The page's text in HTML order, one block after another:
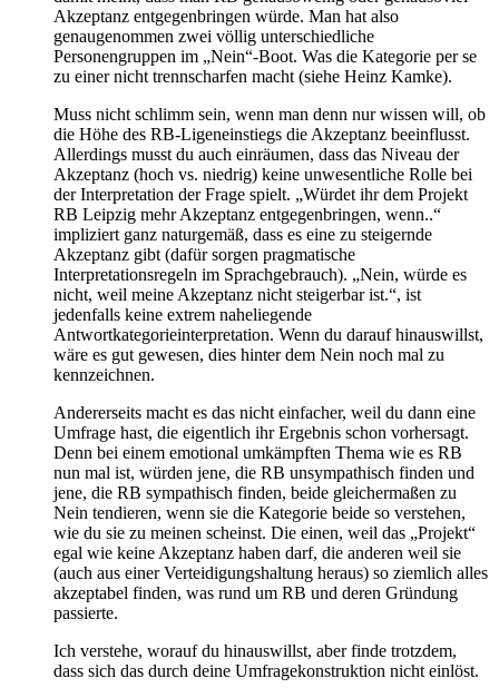
Akzeptanz entgegenbringen würde. Man hat also
genaugenommen zwei völlig unterschiedliche
Personengruppen im „Nein“-Boot. Was die Kategorie per se
zu einer nicht trennscharfen macht (siehe Heinz Kamke).
Muss nicht schlimm sein, wenn man denn nur wissen will, ob
die Höhe des RB-Ligeneinstiegs die Akzeptanz beeinflusst.
Allerdings musst du auch einräumen, dass das Niveau der
Akzeptanz (hoch vs. niedrig) keine unwesentliche Rolle bei
der Interpretation der Frage spielt. „Würdet ihr dem Projekt
RB Leipzig mehr Akzeptanz entgegenbringen, wenn..“
impliziert ganz naturgemäß, dass es eine zu steigernde
Akzeptanz gibt (dafür sorgen pragmatische
Interpretationsregeln im Sprachgebrauch). „Nein, würde es
nicht, weil meine Akzeptanz nicht steigerbar ist.“, ist
jedenfalls keine extrem naheliegende
Antwortkategorieinterpretation. Wenn du darauf hinauswillst,
wäre es gut gewesen, dies hinter dem Nein noch mal zu
kennzeichnen.
Andererseits macht es das nicht einfacher, weil du dann eine
Umfrage hast, die eigentlich ihr Ergebnis schon vorhersagt.
Denn bei einem emotional umkämpften Thema wie es RB
nun mal ist, würden jene, die RB unsympathisch finden und
jene, die RB sympathisch finden, beide gleichermaßen zu
Nein tendieren, wenn sie die Kategorie beide so verstehen,
wie du sie zu meinen scheinst. Die einen, weil das „Projekt“
egal wie keine Akzeptanz haben darf, die anderen weil sie
(auch aus einer Verteidigungshaltung heraus) so ziemlich alles
akzeptabel finden, was rund um RB und deren Gründung
passierte.
Ich verstehe, worauf du hinauswillst, aber finde trotzdem,
dass sich das durch deine Umfragekonstruktion nicht einlöst.